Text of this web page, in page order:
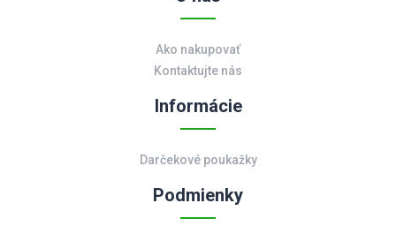
Ako nakupovať
Kontaktujte nás
Informácie
Darčekové poukažky
Podmienky